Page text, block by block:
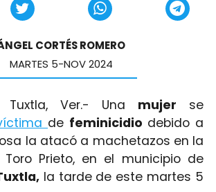
CORTÉS ROMERO
MARTES 5-NOV 2024
Tuxtla, Ver.- Una mujer se
de feminicidio debido a
la atacó a machetazos en la
Prieto, en el municipio de
la tarde de este martes 5